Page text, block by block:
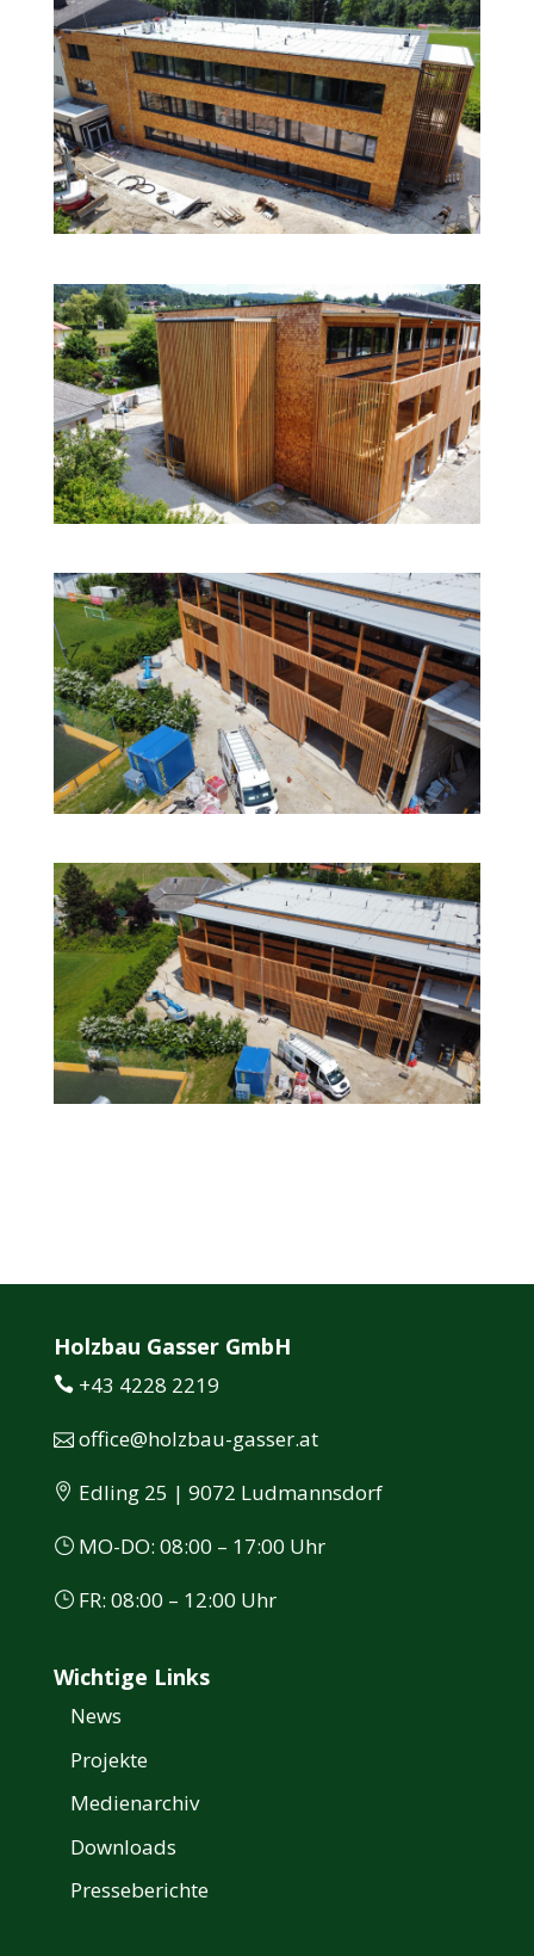
Holzbau Gasser GmbH
+43 4228 2219
office@holzbau-gasser.at
Edling 25 | 9072 Ludmannsdorf
MO-DO: 08:00 – 17:00 Uhr
FR: 08:00 – 12:00 Uhr
Wichtige Links
News
Projekte
Medienarchiv
Downloads
Presseberichte